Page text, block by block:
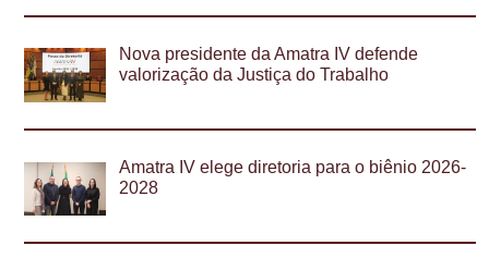
Nova presidente da Amatra IV defende
valorização da Justiça do Trabalho
Amatra IV elege diretoria para o biênio 2026-
2028